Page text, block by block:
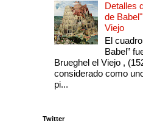
Detalles
de
Viejo
El
Babel”
Brueghel el Viejo ,
considerado como
pi...
Twitter